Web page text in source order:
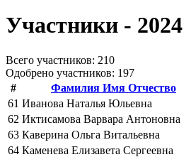
Участники - 2024
Всего учаcтников: 210
Одобрено участников: 197
#
Фамилия Имя Отчество
61 Иванова Наталья Юльевна
62 Иктисамова Варвара Антоновна
63 Каверина Ольга Витальевна
64 Каменева Елизавета Сергеевна